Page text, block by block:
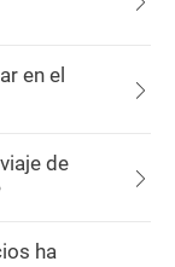
en el
de
ha